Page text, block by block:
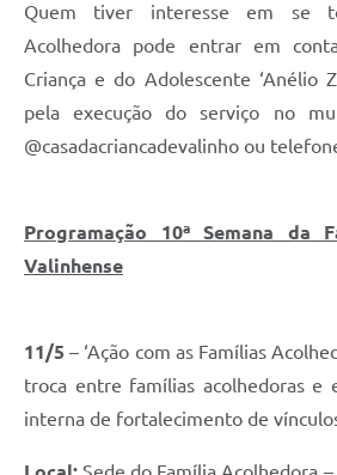
Quem tiver interesse em se
Acolhedora pode entrar em
Criança e do Adolescente ‘Anélio
pela execução do serviço no
@‌casadacriancadevalinho ou
Programação 10ª Semana da
Valinhense
11/5 – ‘Ação com as Famílias
troca entre famílias acolhedoras e
interna de fortalecimento de